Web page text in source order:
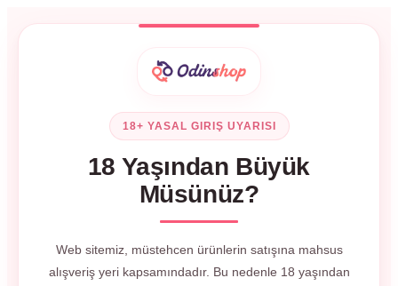
18+ YASAL GIRIŞ UYARISI
18 Yaşından Büyük
Müsünüz?
Web sitemiz, müstehcen ürünlerin satışına mahsus
alışveriş yeri kapsamındadır. Bu nedenle 18 yaşından